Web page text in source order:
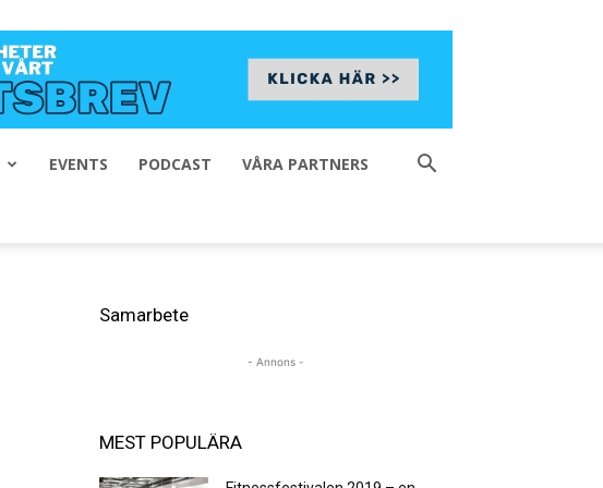
EVENTS PODCAST VÅRA PARTNERS
Samarbete
- Annons -
MEST POPULÄRA